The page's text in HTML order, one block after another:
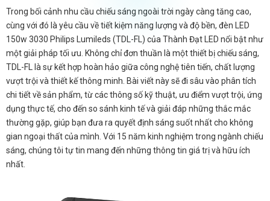
Trong bối cảnh nhu cầu chiếu sáng ngoài trời ngày càng tăng cao,
cùng với đó là yêu cầu về tiết kiệm năng lượng và độ bền, đèn LED
150w 3030 Philips Lumileds (TDL-FL) của Thành Đạt LED nổi bật như
một giải pháp tối ưu. Không chỉ đơn thuần là một thiết bị chiếu sáng,
TDL-FL là sự kết hợp hoàn hảo giữa công nghệ tiên tiến, chất lượng
vượt trội và thiết kế thông minh. Bài viết này sẽ đi sâu vào phân tích
chi tiết về sản phẩm, từ các thông số kỹ thuật, ưu điểm vượt trội, ứng
dụng thực tế, cho đến so sánh kinh tế và giải đáp những thắc mắc
thường gặp, giúp bạn đưa ra quyết định sáng suốt nhất cho không
gian ngoại thất của mình. Với 15 năm kinh nghiệm trong ngành chiếu
sáng, chúng tôi tự tin mang đến những thông tin giá trị và hữu ích
nhất.